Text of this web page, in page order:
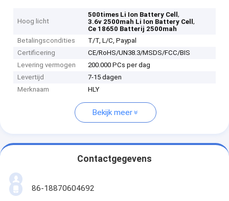
Hoog licht
500times Li Ion Battery Cell,
3.6v 2500mah Li Ion Battery Cell,
Ce 18650 Batterij 2500mah
Betalingscondities
T/T, L/C, Paypal
Certificering
CE/RoHS/UN38.3/MSDS/FCC/BIS
Levering vermogen
200.000 PCs per dag
Levertijd
7-15 dagen
Merknaam
HLY
Bekijk meer
Contactgegevens
86-18870604692